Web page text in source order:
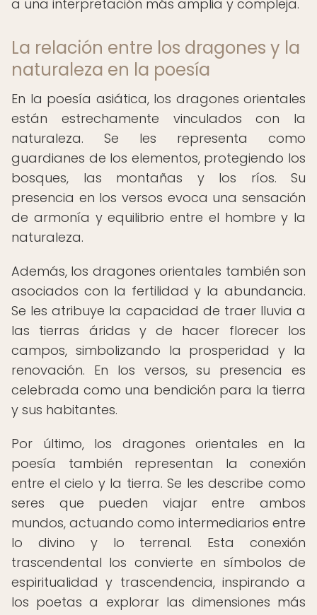
a una interpretación más amplia y compleja.
La relación entre los dragones y la
naturaleza en la poesía
En la poesía asiática, los dragones orientales
están estrechamente vinculados con la
naturaleza. Se les representa como
guardianes de los elementos, protegiendo los
bosques, las montañas y los ríos. Su
presencia en los versos evoca una sensación
de armonía y equilibrio entre el hombre y la
naturaleza.
Además, los dragones orientales también son
asociados con la fertilidad y la abundancia.
Se les atribuye la capacidad de traer lluvia a
las tierras áridas y de hacer florecer los
campos, simbolizando la prosperidad y la
renovación. En los versos, su presencia es
celebrada como una bendición para la tierra
y sus habitantes.
Por último, los dragones orientales en la
poesía también representan la conexión
entre el cielo y la tierra. Se les describe como
seres que pueden viajar entre ambos
mundos, actuando como intermediarios entre
lo divino y lo terrenal. Esta conexión
trascendental los convierte en símbolos de
espiritualidad y trascendencia, inspirando a
los poetas a explorar las dimensiones más